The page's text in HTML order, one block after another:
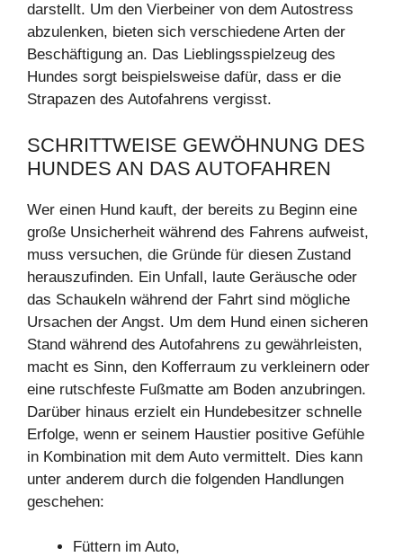
darstellt. Um den Vierbeiner von dem Autostress
abzulenken, bieten sich verschiedene Arten der
Beschäftigung an. Das Lieblingsspielzeug des
Hundes sorgt beispielsweise dafür, dass er die
Strapazen des Autofahrens vergisst.
SCHRITTWEISE GEWÖHNUNG DES
HUNDES AN DAS AUTOFAHREN
Wer einen Hund kauft, der bereits zu Beginn eine
große Unsicherheit während des Fahrens aufweist,
muss versuchen, die Gründe für diesen Zustand
herauszufinden. Ein Unfall, laute Geräusche oder
das Schaukeln während der Fahrt sind mögliche
Ursachen der Angst. Um dem Hund einen sicheren
Stand während des Autofahrens zu gewährleisten,
macht es Sinn, den Kofferraum zu verkleinern oder
eine rutschfeste Fußmatte am Boden anzubringen.
Darüber hinaus erzielt ein Hundebesitzer schnelle
Erfolge, wenn er seinem Haustier positive Gefühle
in Kombination mit dem Auto vermittelt. Dies kann
unter anderem durch die folgenden Handlungen
geschehen:
Füttern im Auto,